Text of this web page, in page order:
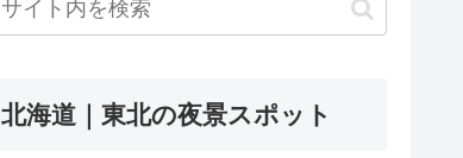
北海道｜東北の夜景スポット